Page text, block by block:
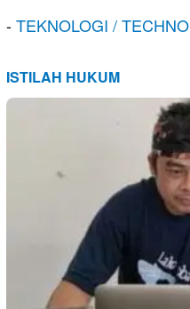
-TEKNOLOGI / TECHNO
ISTILAH HUKUM